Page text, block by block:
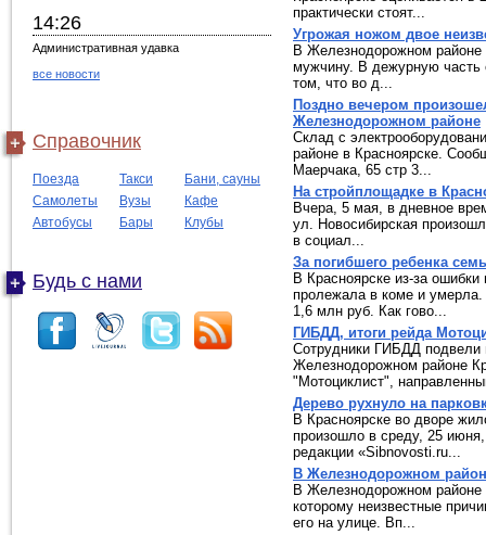
14:26
Административная удавка
все новости
Справочник
Поезда Такси
Бани, сауны
Самолеты
Вузы
Кафе
Автобусы
Бары Клубы
Будь с нами
практически стоят...
Угрожая ножом двое
В Железнодорожном районе
мужчину. В дежурную часть
том, что во д...
Поздно вечером
Железнодорожном районе
Склад с
районе в Красноярске.
Маерчака, 65 стр 3...
На стройплощадке в
Вчера, 5 мая, в дневное
ул. Новосибирская
в социал...
За погибшего ребенка
В Красноярске из-за
пролежала в коме и умерла.
1,6 млн руб. Как гово...
ГИБДД, итоги рейда
Сотрудники ГИБДД подвели
Железнодорожном районе
"Мотоциклист",
Дерево рухнуло на
В Красноярске во дворе
произошло в среду, 25
редакции «Sibnovosti.ru...
В Железнодорожном
В Железнодорожном районе
которому неизвестные
его на улице. Вп...